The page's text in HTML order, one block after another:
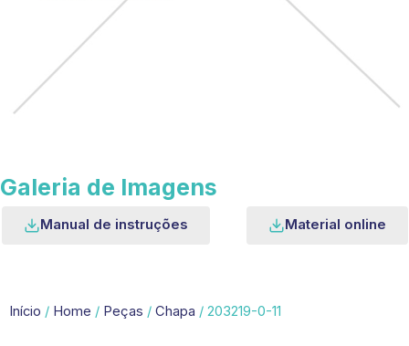
Galeria de Imagens
Manual de instruções Material online
Início / Home / Peças / Chapa / 203219-0-11